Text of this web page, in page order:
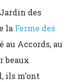
des
la Ferme des
au Accords, au
beaux
ils m’ont